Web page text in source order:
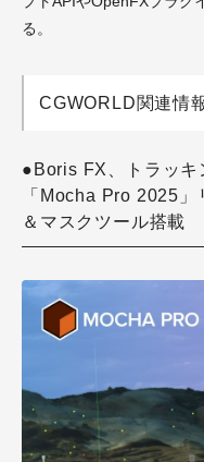
る。
CGWORLD関連情
●Boris FX、トラッキ
「Mocha Pro 2025
＆マスクツール搭載